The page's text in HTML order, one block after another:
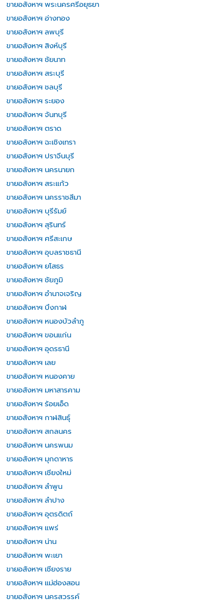
ขายอสังหาฯ พระนครศรีอยุธยา
ขายอสังหาฯ อ่างทอง
ขายอสังหาฯ ลพบุรี
ขายอสังหาฯ สิงห์บุรี
ขายอสังหาฯ ชัยนาท
ขายอสังหาฯ สระบุรี
ขายอสังหาฯ ชลบุรี
ขายอสังหาฯ ระยอง
ขายอสังหาฯ จันทบุรี
ขายอสังหาฯ ตราด
ขายอสังหาฯ ฉะเชิงเทรา
ขายอสังหาฯ ปราจีนบุรี
ขายอสังหาฯ นครนายก
ขายอสังหาฯ สระแก้ว
ขายอสังหาฯ นครราชสีมา
ขายอสังหาฯ บุรีรัมย์
ขายอสังหาฯ สุรินทร์
ขายอสังหาฯ ศรีสะเกษ
ขายอสังหาฯ อุบลราชธานี
ขายอสังหาฯ ยโสธร
ขายอสังหาฯ ชัยภูมิ
ขายอสังหาฯ อำนาจเจริญ
ขายอสังหาฯ บึงกาฬ
ขายอสังหาฯ หนองบัวลำภู
ขายอสังหาฯ ขอนแก่น
ขายอสังหาฯ อุดรธานี
ขายอสังหาฯ เลย
ขายอสังหาฯ หนองคาย
ขายอสังหาฯ มหาสารคาม
ขายอสังหาฯ ร้อยเอ็ด
ขายอสังหาฯ กาฬสินธุ์
ขายอสังหาฯ สกลนคร
ขายอสังหาฯ นครพนม
ขายอสังหาฯ มุกดาหาร
ขายอสังหาฯ เชียงใหม่
ขายอสังหาฯ ลำพูน
ขายอสังหาฯ ลำปาง
ขายอสังหาฯ อุตรดิตถ์
ขายอสังหาฯ แพร่
ขายอสังหาฯ น่าน
ขายอสังหาฯ พะเยา
ขายอสังหาฯ เชียงราย
ขายอสังหาฯ แม่ฮ่องสอน
ขายอสังหาฯ นครสวรรค์